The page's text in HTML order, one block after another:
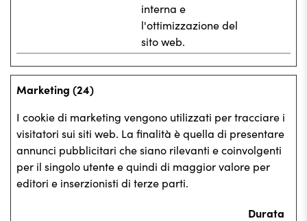
interna e
l'ottimizzazione del
sito web.
Marketing (24)
I cookie di marketing vengono utilizzati per tracciare i
visitatori sui siti web. La finalità è quella di presentare
annunci pubblicitari che siano rilevanti e coinvolgenti
per il singolo utente e quindi di maggior valore per
editori e inserzionisti di terze parti.
Durata